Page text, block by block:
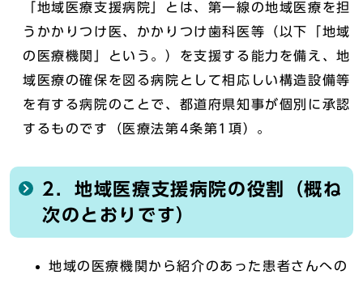
「地域医療支援病院」とは、第一線の地域医療を担
うかかりつけ医、かかりつけ歯科医等（以下「地域
の医療機関」という。）を支援する能力を備え、地
域医療の確保を図る病院として相応しい構造設備等
を有する病院のことで、都道府県知事が個別に承認
するものです（医療法第4条第1項）。
2．地域医療支援病院の役割（概ね
次のとおりです）
地域の医療機関から紹介のあった患者さんへの